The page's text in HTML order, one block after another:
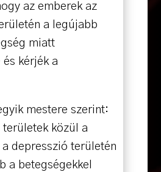
az emberek az
a legújabb
miatt
kérjék a
mestere szerint:
területek közül a
depresszió területén
a betegségekkel